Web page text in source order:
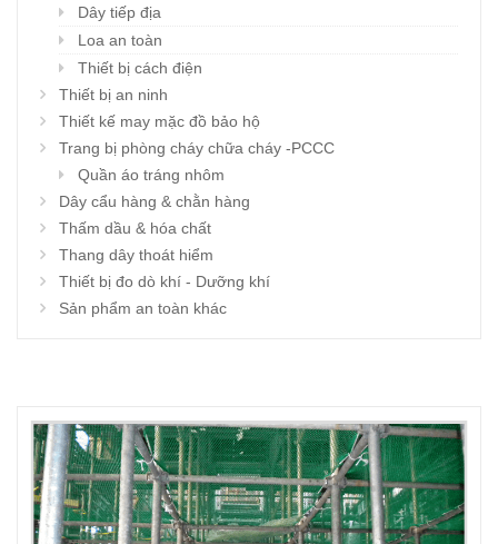
Dây tiếp địa
Loa an toàn
Thiết bị cách điện
Thiết bị an ninh
Thiết kế may mặc đồ bảo hộ
Trang bị phòng cháy chữa cháy -PCCC
Quần áo tráng nhôm
Dây cẩu hàng & chằn hàng
Thấm dầu & hóa chất
Thang dây thoát hiểm
Thiết bị đo dò khí - Dưỡng khí
Sản phẩm an toàn khác